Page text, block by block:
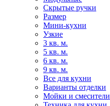
Скрытые ручки
Размер
Мини-кухни
Узкие
3 кв. м.
5 кв. м.
6 кв. м.
9 кв. м.
Все для кухни
Варианты отделки
Мойки и смесители